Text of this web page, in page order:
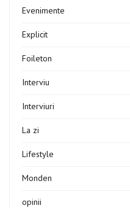
Evenimente
Explicit
Foileton
Interviu
Interviuri
La zi
Lifestyle
Monden
opinii